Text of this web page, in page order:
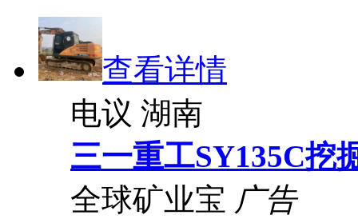
查看详情
电议 湖南
三一重工SY135C挖
全球矿业宝 广告